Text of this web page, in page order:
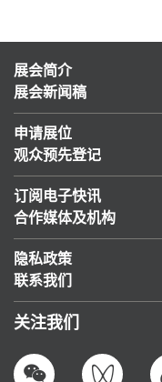
展会简介
展会新闻稿
申请展位
观众预先登记
订阅电子快讯
合作媒体及机构
隐私政策
联系我们
关注我们